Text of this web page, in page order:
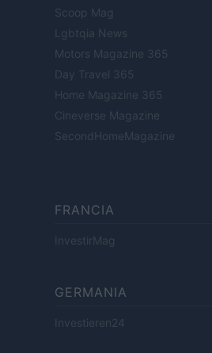
Scoop Mag
Lgbtqia News
Motors Magazine 365
Day Travel 365
Home Magazine 365
Cineverse Magazine
SecondHomeMagazine
FRANCIA
InvestirMag
GERMANIA
Investieren24